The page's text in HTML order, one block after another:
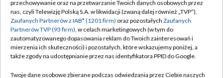
Abonament TVP
Emisja w TVP
Centrum informacji TVP
Naziemna Telewizja Cyfrowa
Regulamin TVP
Polityka prywatności
Moje zgody
Pomoc
przechowywanie oraz na przetwarzanie Twoich danych osobowych przez
nas, czyli Telewizję Polską S.A. w likwidacji (zwaną dalej również „TVP”),
Zaufanych Partnerów z IAB* (1201 firm) oraz pozostałych Zaufanych
Partnerów TVP (93 firm), w celach marketingowych (w tym do
zautomatyzowanego dopasowania reklam do Twoich zainteresowań i
mierzenia ich skuteczności) i pozostałych, które wskazujemy poniżej, a
także zgody na udostępnianie przez nas identyfikatora PPID do Google.
Twoje dane osobowe zbierane podczas odwiedzania przez Ciebie naszych